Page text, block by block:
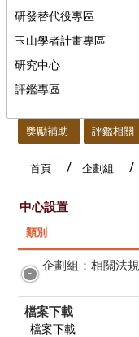
研發替代役專區
玉山學者計畫專區
研究中心
評鑑專區
獎勵補助 評鑑相關
首頁 企劃組
中心設置
類別
企劃組：相關法規
檔案下載
檔案下載